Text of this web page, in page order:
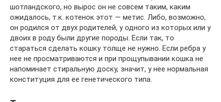
шотландского, но вырос он не совсем таким, каким
ожидалось, т.к. котенок этот — метис. Либо, возможно,
он родился от двух родителей, у одного из которых или у
двоих в роду были другие породы. Если так, то
стараться сделать кошку толще не нужно. Если ребра у
нее не просматриваются и при прощупывании кошка не
напоминает стиральную доску, значит, у нее нормальная
конституция для ее генетического типа.